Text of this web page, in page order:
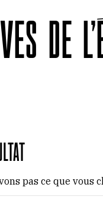
DE
pas ce que vous